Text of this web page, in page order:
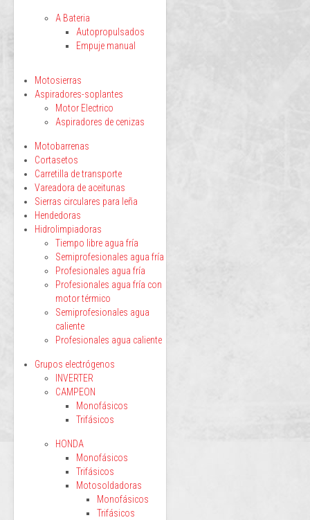
A Bateria
Autopropulsados
Empuje manual
Motosierras
Aspiradores-soplantes
Motor Electrico
Aspiradores de cenizas
Motobarrenas
Cortasetos
Carretilla de transporte
Vareadora de aceitunas
Sierras circulares para leña
Hendedoras
Hidrolimpiadoras
Tiempo libre agua fría
Semiprofesionales agua fría
Profesionales agua fría
Profesionales agua fría con
motor térmico
Semiprofesionales agua
caliente
Profesionales agua caliente
Grupos electrógenos
INVERTER
CAMPEON
Monofásicos
Trifásicos
HONDA
Monofásicos
Trifásicos
Motosoldadoras
Monofásicos
Trifásicos